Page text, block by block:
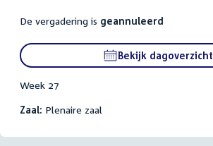
De vergadering is geannuleerd
Bekijk dagoverzicht
Week 27
Zaal: Plenaire zaal